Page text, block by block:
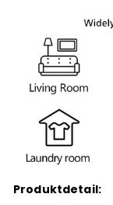
Produktdetail: